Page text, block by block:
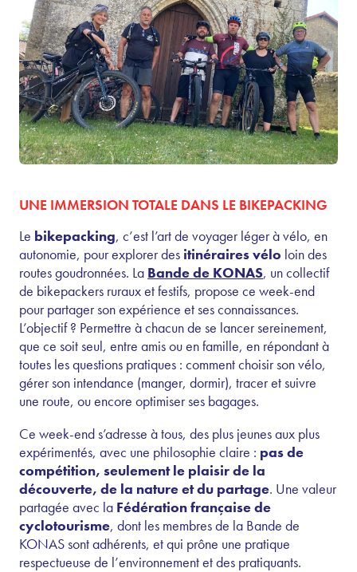
UNE IMMERSION TOTALE DANS LE BIKEPACKING
Le bikepacking, c’est l’art de voyager léger à vélo, en
autonomie, pour explorer des itinéraires vélo loin des
routes goudronnées. La Bande de KONAS, un collectif
de bikepackers ruraux et festifs, propose ce week-end
pour partager son expérience et ses connaissances.
L’objectif ? Permettre à chacun de se lancer sereinement,
que ce soit seul, entre amis ou en famille, en répondant à
toutes les questions pratiques : comment choisir son vélo,
gérer son intendance (manger, dormir), tracer et suivre
une route, ou encore optimiser ses bagages.
Ce week-end s’adresse à tous, des plus jeunes aux plus
expérimentés, avec une philosophie claire : pas de
compétition, seulement le plaisir de la
découverte, de la nature et du partage. Une valeur
partagée avec la Fédération française de
cyclotourisme, dont les membres de la Bande de
KONAS sont adhérents, et qui prône une pratique
respectueuse de l’environnement et des pratiquants.